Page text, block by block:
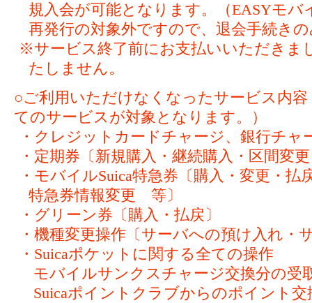
規入会が可能となります。（EASYモバ
再発行の対象外ですので、退会手続き
※サービス終了前にお支払いいただきま
たしません。
○ご利用いただけなくなったサービス内
てのサービスが対象となります。）
・クレジットカードチャージ、銀行チャ
・定期券〔新規購入・継続購入・区間変
・モバイルSuica特急券〔購入・変更・払
特急券情報変更 等〕
・グリーン券〔購入・払戻〕
・機種変更操作〔サーバへの預け入れ・
・Suicaポケットに関する全ての操作
モバイルサンクスチャージ交換分の受
Suicaポイントクラブからのポイント